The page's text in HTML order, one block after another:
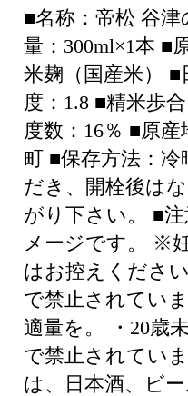
■名称：帝松 谷
量：300ml×1本 ■
米麹（国産米） ■
度：1.8 ■精米歩
度数：16％ ■原産
町 ■保存方法：
だき、開栓後は
がり下さい。 ■
メージです。 ※
はお控えくださ
で禁止されてい
適量を。 ・20歳
で禁止されてい
は、日本酒、ビ